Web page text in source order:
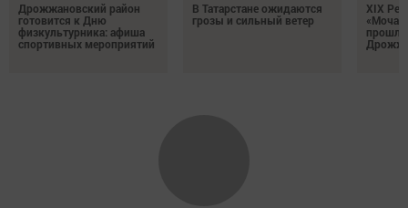
Дрожжановский район
готовится к Дню
физкультурника: афиша
спортивных мероприятий
В Татарстане ожидаются
грозы и сильный ветер
XIX